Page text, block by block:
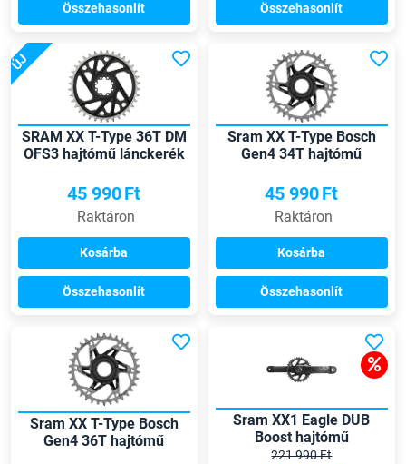
Összehasonlít Összehasonlít
ÚJ
SRAM XX T-Type 36T DM
OFS3 hajtómű lánckerék
45 990Ft
Raktáron
Kosárba
Összehasonlít
Sram XX T-Type Bosch
Gen4 34T hajtómű
45 990Ft
Raktáron
Kosárba
Összehasonlít
Sram XX T-Type Bosch
Gen4 36T hajtómű
Sram XX1 Eagle DUB
Boost hajtómű
221 990 Ft